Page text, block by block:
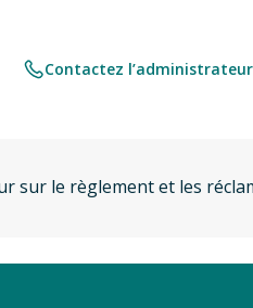
Contactez
sur le règlement et les